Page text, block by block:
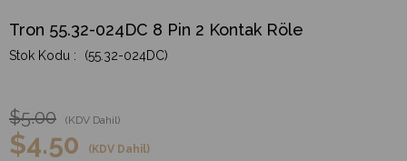
Tron 55.32-024DC 8 Pin 2 Kontak Röle
(55.32-024DC)
$5.00 (KDV Dahil)
$4.50 (KDV Dahil)